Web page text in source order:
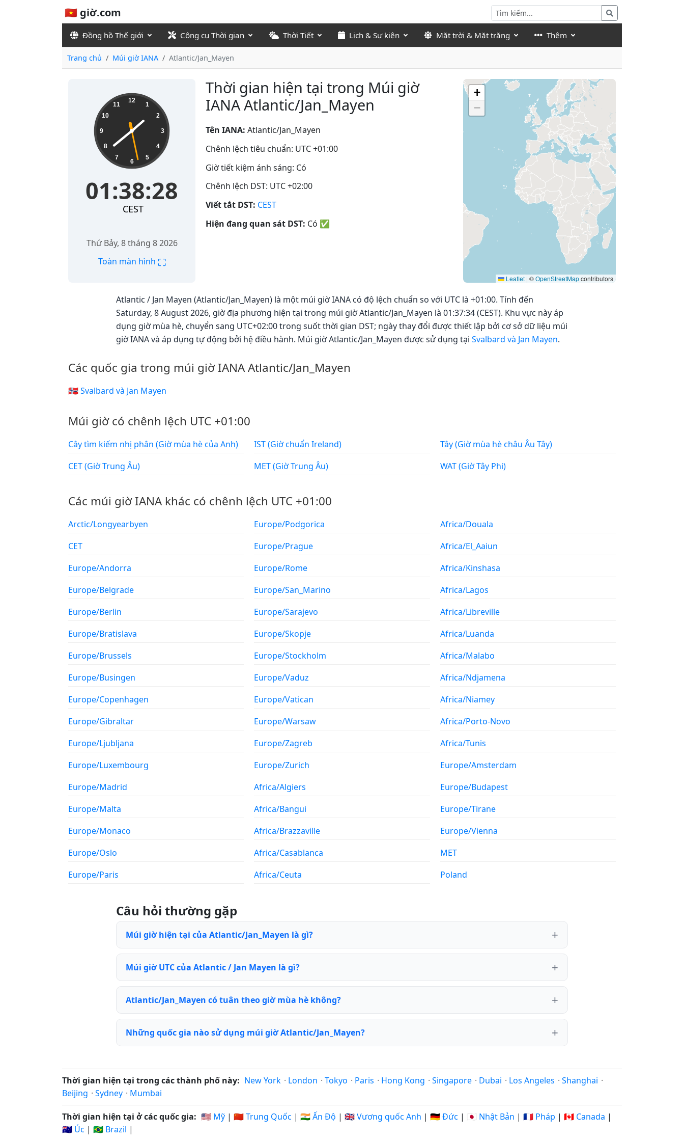
🇻🇳 giờ.com
Đồng hồ Thế giới Công cụ Thời gian Thời Tiết Lịch & Sự kiện Mặt trời & Mặt trăng Thêm
Trang chủ Múi giờ IANA Atlantic/Jan_Mayen
Thời gian hiện tại trong Múi giờ
IANA Atlantic/Jan_Mayen
01:38:28 12
1
2
3
4
5
6
7
8
9
10
11
01:38:28
CEST
Thứ Bảy, 8 tháng 8 2026
Toàn màn hình ⛶
Tên IANA: Atlantic/Jan_Mayen
Chênh lệch tiêu chuẩn: UTC +01:00
Giờ tiết kiệm ánh sáng: Có
Chênh lệch DST: UTC +02:00
Viết tắt DST: CEST
Hiện đang quan sát DST: Có ✅
+
−
Leaflet | ©OpenStreetMapcontributors
Atlantic / Jan Mayen (Atlantic/Jan_Mayen) là một múi giờ IANA có độ lệch chuẩn so với UTC là +01:00. Tính đến
Saturday, 8 August 2026, giờ địa phương hiện tại trong múi giờ Atlantic/Jan_Mayen là 01:37:34 (CEST). Khu vực này áp
dụng giờ mùa hè, chuyển sang UTC+02:00 trong suốt thời gian DST; ngày thay đổi được thiết lập bởi cơ sở dữ liệu múi
giờ IANA và áp dụng tự động bởi hệ điều hành. Múi giờ Atlantic/Jan_Mayen được sử dụng tại Svalbard và Jan Mayen.
Các quốc gia trong múi giờ IANA Atlantic/Jan_Mayen
🇸🇯 Svalbard và Jan Mayen
Múi giờ có chênh lệch UTC +01:00
Cây tìm kiếm nhị phân (Giờ mùa hè của Anh)
CET (Giờ Trung Âu)
IST (Giờ chuẩn Ireland)
MET (Giờ Trung Âu)
Tây (Giờ mùa hè châu Âu Tây)
WAT (Giờ Tây Phi)
Các múi giờ IANA khác có chênh lệch UTC +01:00
Arctic/Longyearbyen
CET
Europe/Andorra
Europe/Belgrade
Europe/Berlin
Europe/Bratislava
Europe/Brussels
Europe/Busingen
Europe/Copenhagen
Europe/Gibraltar
Europe/Ljubljana
Europe/Luxembourg
Europe/Madrid
Europe/Malta
Europe/Monaco
Europe/Oslo
Europe/Paris
Europe/Podgorica
Europe/Prague
Europe/Rome
Europe/San_Marino
Europe/Sarajevo
Europe/Skopje
Europe/Stockholm
Europe/Vaduz
Europe/Vatican
Europe/Warsaw
Europe/Zagreb
Europe/Zurich
Africa/Algiers
Africa/Bangui
Africa/Brazzaville
Africa/Casablanca
Africa/Ceuta
Africa/Douala
Africa/El_Aaiun
Africa/Kinshasa
Africa/Lagos
Africa/Libreville
Africa/Luanda
Africa/Malabo
Africa/Ndjamena
Africa/Niamey
Africa/Porto-Novo
Africa/Tunis
Europe/Amsterdam
Europe/Budapest
Europe/Tirane
Europe/Vienna
MET
Poland
Câu hỏi thường gặp
Múi giờ hiện tại của Atlantic/Jan_Mayen là gì?
Múi giờ UTC của Atlantic / Jan Mayen là gì?
Atlantic/Jan_Mayen có tuân theo giờ mùa hè không?
Những quốc gia nào sử dụng múi giờ Atlantic/Jan_Mayen?
Thời gian hiện tại trong các thành phố này: New York · London · Tokyo · Paris · Hong Kong · Singapore · Dubai · Los Angeles · Shanghai ·
Beijing · Sydney · Mumbai
Thời gian hiện tại ở các quốc gia: 🇺🇸 Mỹ | 🇨🇳 Trung Quốc | 🇮🇳 Ấn Độ | 🇬🇧 Vương quốc Anh | 🇩🇪 Đức | 🇯🇵 Nhật Bản | 🇫🇷 Pháp | 🇨🇦 Canada |
🇦🇺 Úc | 🇧🇷 Brazil |